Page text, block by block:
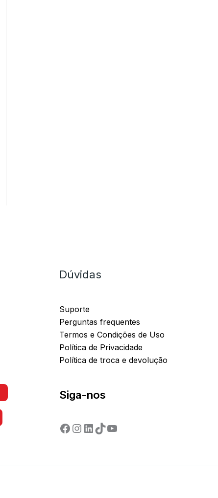
Dúvidas
Suporte
Perguntas frequentes
Termos e Condições de Uso
Política de Privacidade
Política de troca e devolução
Siga-nos